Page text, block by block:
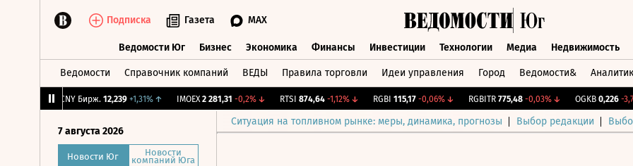
Подписка Газета MAX
Ведомости Юг Бизнес Экономика Финансы Инвестиции Технологии Медиа Недвижимость
Ведомости Справочник компаний ВЕДЫ Правила торговли Идеи управления Город Ведомости&
CNY Бирж. 12,239 +1,31%↑ IMOEX 2 281,31 -0,2%↓ RTSI 874,64 -1,12%↓ RGBI 115,17 -0,06%↓ RGBITR 775,48 -0,03%↓ OGKB 0,226 -
Ситуация на топливном рынке: меры, динамика, прогнозы Выбор редакции
7 августа 2026
Новости Юг Новости
компаний Юга